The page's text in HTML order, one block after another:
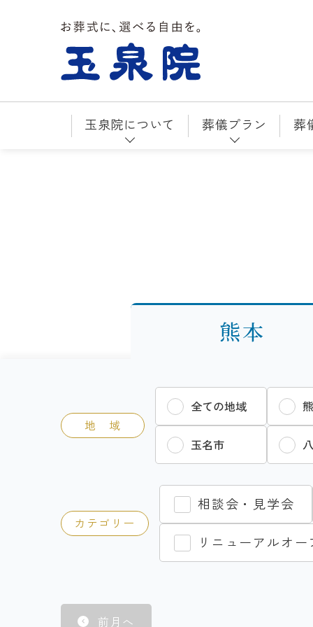
お葬式に、選べる自由を。玉泉院
玉泉院について 葬儀プラン 葬
熊本
地 域
全ての地域
玉名市
カテゴリー
相談会・見学会
リニューアルオー
前月へ